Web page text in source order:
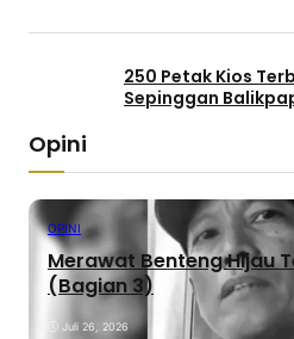
250 Petak Kios
Sepinggan
Opini
OPINI
Merawat Benteng Hijau
(Bagian 3)
Juli 26, 2026